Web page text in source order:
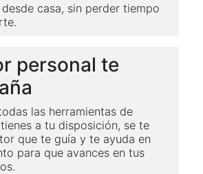
casa, sin perder tiempo
personal te
las herramientas de
a tu disposición, se te
que te guía y te ayuda en
para que avances en tus